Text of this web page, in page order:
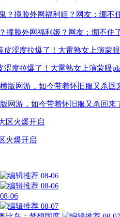
撞脸外网福利姬？网友：绷不住
涩度拉爆了！大雷熟女上演蒙眼
网游，如今带着怀旧服又杀回来
火爆开启
08-06
08-06
08-06
08-07